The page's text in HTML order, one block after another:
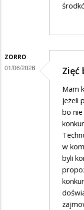
ZORRO
01/06/2026 Zięć
Mam
jeżeli
bo nie
w
byli